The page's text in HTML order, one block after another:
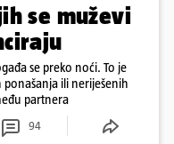
se muževi
se preko noći. To je
ili neriješenih
partnera
94